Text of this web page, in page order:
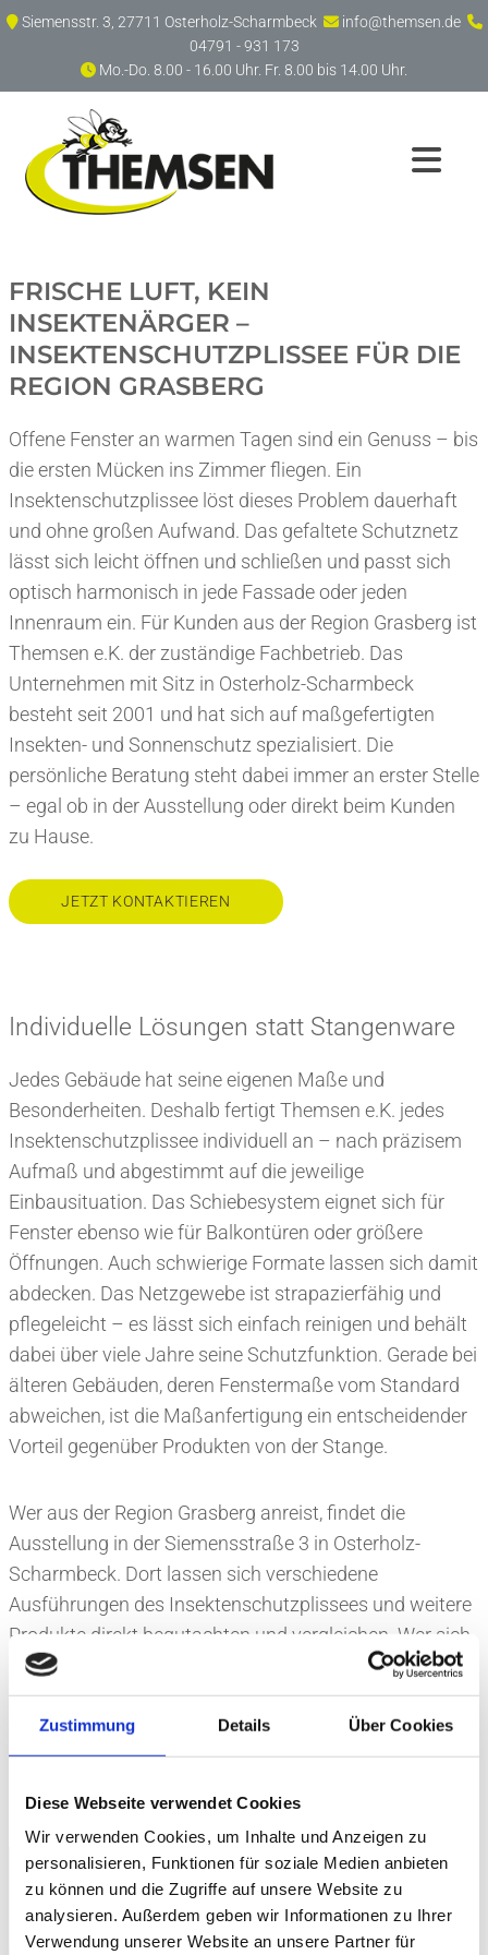
Zustimmung Details Über Cookies
Diese Webseite verwendet Cookies
Wir verwenden Cookies, um Inhalte und Anzeigen zu
personalisieren, Funktionen für soziale Medien anbieten
zu können und die Zugriffe auf unsere Website zu
analysieren. Außerdem geben wir Informationen zu Ihrer
Verwendung unserer Website an unsere Partner für
Zum Inhalt springen
 Siemensstr. 3, 27711 Osterholz-Scharmbeck  info@themsen.de 
04791 - 931 173
 Mo.-Do. 8.00 - 16.00 Uhr. Fr. 8.00 bis 14.00 Uhr.
FRISCHE LUFT, KEIN
INSEKTENÄRGER –
INSEKTENSCHUTZPLISSEE FÜR DIE
REGION GRASBERG
Offene Fenster an warmen Tagen sind ein Genuss – bis
die ersten Mücken ins Zimmer fliegen. Ein
Insektenschutzplissee löst dieses Problem dauerhaft
und ohne großen Aufwand. Das gefaltete Schutznetz
lässt sich leicht öffnen und schließen und passt sich
optisch harmonisch in jede Fassade oder jeden
Innenraum ein. Für Kunden aus der Region Grasberg ist
Themsen e.K. der zuständige Fachbetrieb. Das
Unternehmen mit Sitz in Osterholz-Scharmbeck
besteht seit 2001 und hat sich auf maßgefertigten
Insekten- und Sonnenschutz spezialisiert. Die
persönliche Beratung steht dabei immer an erster Stelle
– egal ob in der Ausstellung oder direkt beim Kunden
zu Hause.
JETZT KONTAKTIEREN
Individuelle Lösungen statt Stangenware
Jedes Gebäude hat seine eigenen Maße und
Besonderheiten. Deshalb fertigt Themsen e.K. jedes
Insektenschutzplissee individuell an – nach präzisem
Aufmaß und abgestimmt auf die jeweilige
Einbausituation. Das Schiebesystem eignet sich für
Fenster ebenso wie für Balkontüren oder größere
Öffnungen. Auch schwierige Formate lassen sich damit
abdecken. Das Netzgewebe ist strapazierfähig und
pflegeleicht – es lässt sich einfach reinigen und behält
dabei über viele Jahre seine Schutzfunktion. Gerade bei
älteren Gebäuden, deren Fenstermaße vom Standard
abweichen, ist die Maßanfertigung ein entscheidender
Vorteil gegenüber Produkten von der Stange.
Wer aus der Region Grasberg anreist, findet die
Ausstellung in der Siemensstraße 3 in Osterholz-
Scharmbeck. Dort lassen sich verschiedene
Ausführungen des Insektenschutzplissees und weitere
Produkte direkt begutachten und vergleichen. Wer sich
noch nicht sicher ist, welche Variante die richtige ist,
bekommt dort kompetente Unterstützung – ohne
Kaufdruck und ohne Verpflichtung. Alternativ kommt
das Team auf Wunsch auch zu Ihnen – für eine